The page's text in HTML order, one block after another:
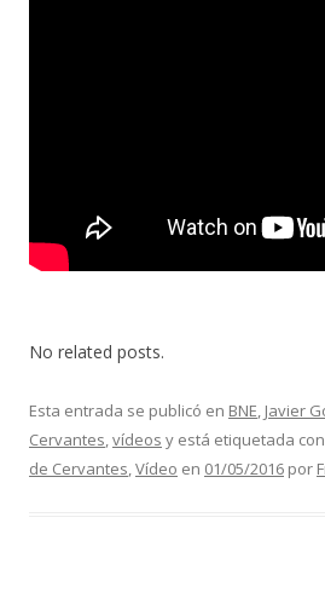
No related posts.
Esta entrada se publicó en BNE, Javier
Cervantes,vídeos y está etiquetada con
de Cervantes,Vídeo en 01/05/2016 por